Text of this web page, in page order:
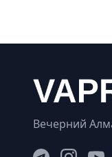
Вечерний